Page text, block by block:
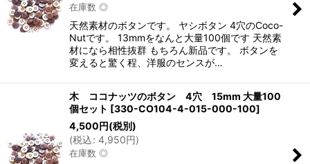
在庫数 ◎
天然素材のボタンです。 ヤシボタン 4穴のCoco-
Nutです。 13mmをなんと大量100個です 天然素
材になら相性抜群 もちろん新品です。 ボタンを
変えると驚く程、洋服のセンスが…
木 ココナッツのボタン 4穴 15mm 大量100
個セット [330-CO104-4-015-000-100]
4,500円(税別)
(税込: 4,950円)
在庫数 ◎